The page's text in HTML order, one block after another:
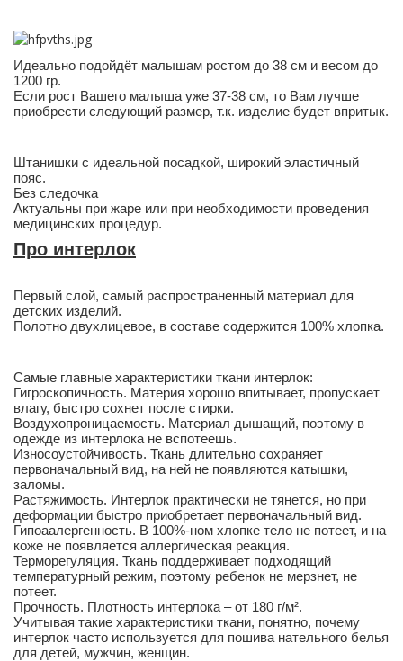
Идеально подойдёт малышам ростом до 38 см и весом до
1200 гр.
Если рост Вашего малыша уже 37-38 см, то Вам лучше
приобрести следующий размер, т.к. изделие будет впритык.
Штанишки с идеальной посадкой, широкий эластичный
пояс.
Без следочка
Актуальны при жаре или при необходимости проведения
медицинских процедур.
Про интерлок
Первый слой, самый распространенный материал для
детских изделий.
Полотно двухлицевое, в составе содержится 100% хлопка.
Самые главные характеристики ткани интерлок:
Гигроскопичность. Материя хорошо впитывает, пропускает
влагу, быстро сохнет после стирки.
Воздухопроницаемость. Материал дышащий, поэтому в
одежде из интерлока не вспотеешь.
Износоустойчивость. Ткань длительно сохраняет
первоначальный вид, на ней не появляются катышки,
заломы.
Растяжимость. Интерлок практически не тянется, но при
деформации быстро приобретает первоначальный вид.
Гипоаалергенность. В 100%-ном хлопке тело не потеет, и на
коже не появляется аллергическая реакция.
Терморегуляция. Ткань поддерживает подходящий
температурный режим, поэтому ребенок не мерзнет, не
потеет.
Прочность. Плотность интерлока – от 180 г/м².
Учитывая такие характеристики ткани, понятно, почему
интерлок часто используется для пошива нательного белья
для детей, мужчин, женщин.